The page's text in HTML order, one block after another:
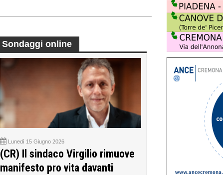
Sondaggi online
Lunedì 15 Giugno 2026
(CR) Il sindaco Virgilio rimuove
manifesto pro vita davanti